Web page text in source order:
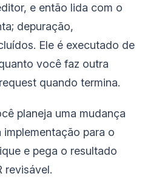
e então lida com o
depuração,
Ele é executado de
você faz outra
quando termina.
planeja uma mudança
para o
e pega o resultado
revisável.